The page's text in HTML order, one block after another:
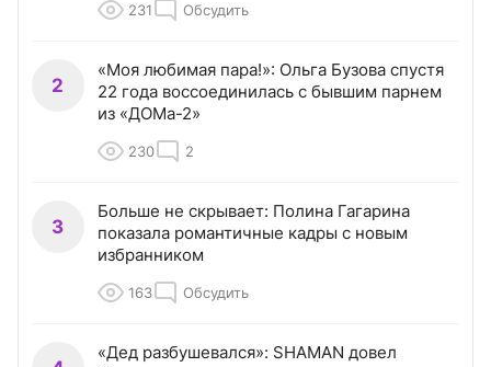
231 Обсудить
2
«Моя любимая пара!»: Ольга Бузова спустя
22 года воссоединилась с бывшим парнем
из «ДОМа-2»
230 2
3
Больше не скрывает: Полина Гагарина
показала романтичные кадры с новым
избранником
163 Обсудить
«Дед разбушевался»: SHAMAN довел